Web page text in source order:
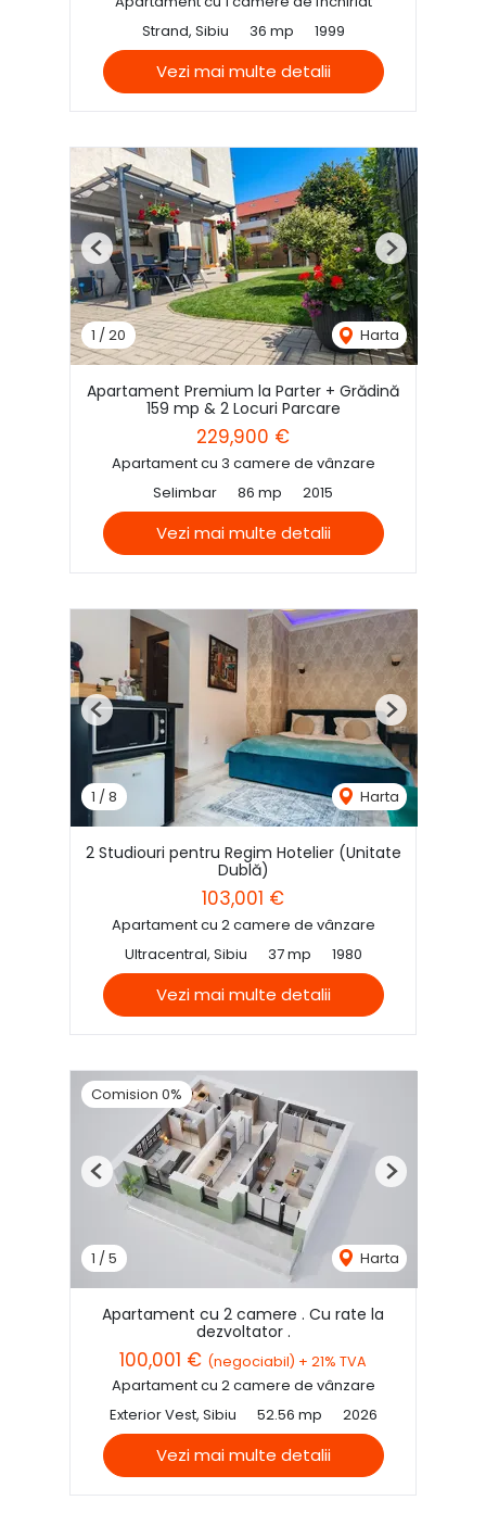
Strand, Sibiu
36 mp 1999
Vezi mai multe detalii
1 /20 Harta
Previous Next
Apartament Premium la Parter + Grădină
159 mp & 2 Locuri Parcare
229,900 €
Apartament cu 3 camere de vânzare
Selimbar
86 mp 2015
Vezi mai multe detalii
1 /8 Harta
Previous Next
2 Studiouri pentru Regim Hotelier (Unitate
Dublă)
103,001 €
Apartament cu 2 camere de vânzare
Ultracentral, Sibiu
37 mp 1980
Vezi mai multe detalii
Comision 0%
1 /5 Harta
Previous Next
Apartament cu 2 camere . Cu rate la
dezvoltator .
100,001 € (negociabil) + 21% TVA
Apartament cu 2 camere de vânzare
Exterior Vest, Sibiu
52.56 mp 2026
Vezi mai multe detalii